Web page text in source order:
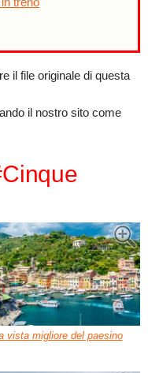
il file originale di questa
il nostro sito come
vista migliore del paesino